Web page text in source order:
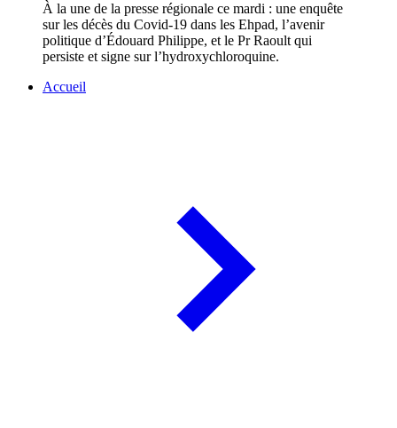
À la une de la presse régionale ce mardi : une enquête
sur les décès du Covid-19 dans les Ehpad, l’avenir
politique d’Édouard Philippe, et le Pr Raoult qui
persiste et signe sur l’hydroxychloroquine.
Accueil